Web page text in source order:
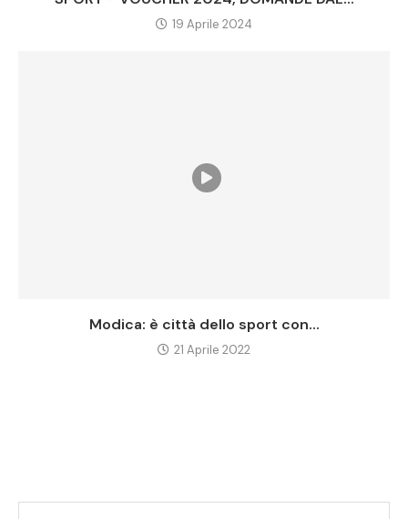
19 Aprile 2024
Modica: è città dello sport con...
21 Aprile 2022